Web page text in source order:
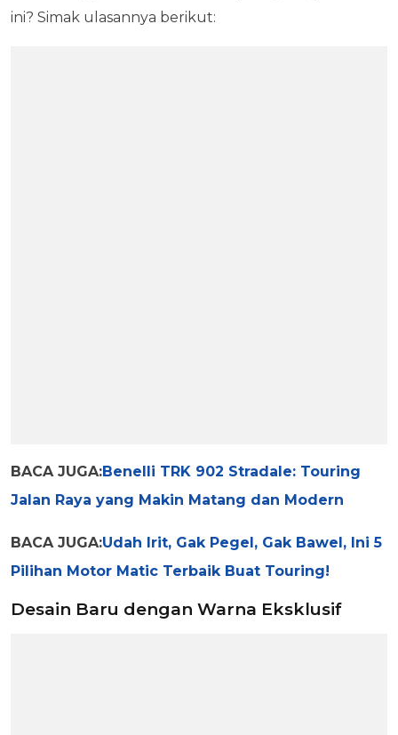
ini? Simak ulasannya berikut:
BACA JUGA:Benelli TRK 902 Stradale: Touring
Jalan Raya yang Makin Matang dan Modern
BACA JUGA:Udah Irit, Gak Pegel, Gak Bawel, Ini 5
Pilihan Motor Matic Terbaik Buat Touring!
Desain Baru dengan Warna Eksklusif